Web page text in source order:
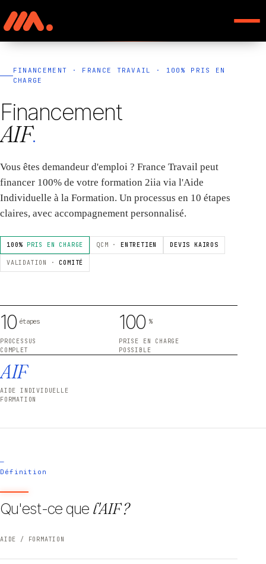
FINANCEMENT · FRANCE TRAVAIL · 100% PRIS EN
CHARGE
Financement
AIF.
Vous êtes demandeur d'emploi ? France Travail peut
financer 100% de votre formation 2iia via l'Aide
Individuelle à la Formation. Un processus en 10 étapes
claires, avec accompagnement personnalisé.
100% PRIS EN CHARGE QCM · ENTRETIEN DEVIS KAIROS
VALIDATION ·COMITÉ
10 étapes
PROCESSUS
COMPLET
100 %
PRISE EN CHARGE
POSSIBLE
AIF
AIDE INDIVIDUELLE
FORMATION
—
Définition
Qu'est-ce que l'AIF ?
AIDE / FORMATION